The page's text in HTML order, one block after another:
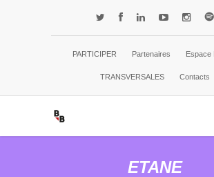
PARTICIPER Partenaires Espace
TRANSVERSALES Contacts
ETANE